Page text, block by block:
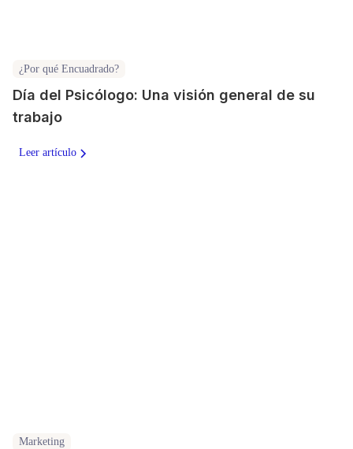
¿Por qué Encuadrado?
Día del Psicólogo: Una visión general de su
trabajo
Leer artículo
Marketing